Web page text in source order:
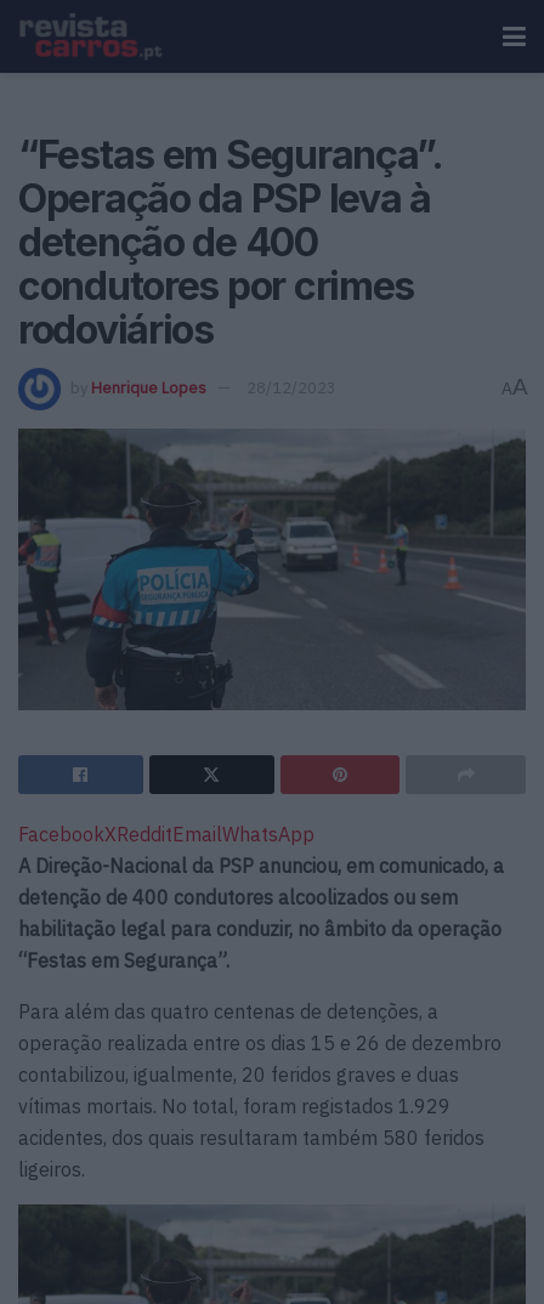
“Festas em Segurança”.
Operação da PSP leva à
detenção de 400
condutores por crimes
rodoviários
by Henrique Lopes 28/12/2023 AA
FacebookXRedditEmailWhatsApp
A Direção-Nacional da PSP anunciou, em comunicado, a
detenção de 400 condutores alcoolizados ou sem
habilitação legal para conduzir, no âmbito da operação
“Festas em Segurança”.
Para além das quatro centenas de detenções, a
operação realizada entre os dias 15 e 26 de dezembro
contabilizou, igualmente, 20 feridos graves e duas
vítimas mortais. No total, foram registados 1.929
acidentes, dos quais resultaram também 580 feridos
ligeiros.